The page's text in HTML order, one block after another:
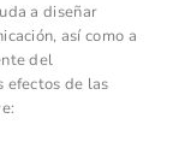
a diseñar
así como a
del
efectos de las